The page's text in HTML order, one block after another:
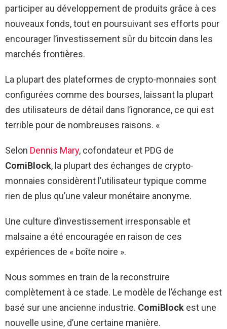
participer au développement de produits grâce à ces
nouveaux fonds, tout en poursuivant ses efforts pour
encourager l’investissement sûr du bitcoin dans les
marchés frontières.
La plupart des plateformes de crypto-monnaies sont
configurées comme des bourses, laissant la plupart
des utilisateurs de détail dans l’ignorance, ce qui est
terrible pour de nombreuses raisons. «
Selon Dennis Mary, cofondateur et PDG de
ComiBlock, la plupart des échanges de crypto-
monnaies considèrent l’utilisateur typique comme
rien de plus qu’une valeur monétaire anonyme.
Une culture d’investissement irresponsable et
malsaine a été encouragée en raison de ces
expériences de « boîte noire ».
Nous sommes en train de la reconstruire
complètement à ce stade. Le modèle de l’échange est
basé sur une ancienne industrie. ComiBlock est une
nouvelle usine, d’une certaine manière.